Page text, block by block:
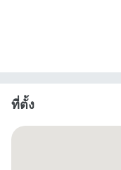
ที่ตั้ง